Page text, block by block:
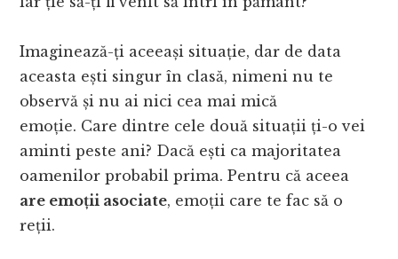
Imaginează-ți aceeași situație, dar de data
aceasta ești singur în clasă, nimeni nu te
observă și nu ai nici cea mai mică
emoție. Care dintre cele două situații ți-o vei
aminti peste ani? Dacă ești ca majoritatea
oamenilor probabil prima. Pentru că aceea
are emoții asociate, emoții care te fac să o
reții.